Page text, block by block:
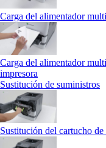
Carga del alimentador
Carga del alimentador
impresora
Sustitución de suministros
Sustitución del cartucho de